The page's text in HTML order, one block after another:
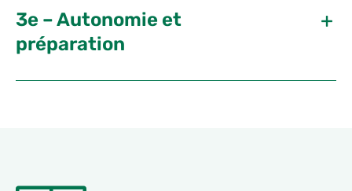
3e – Autonomie et
préparation